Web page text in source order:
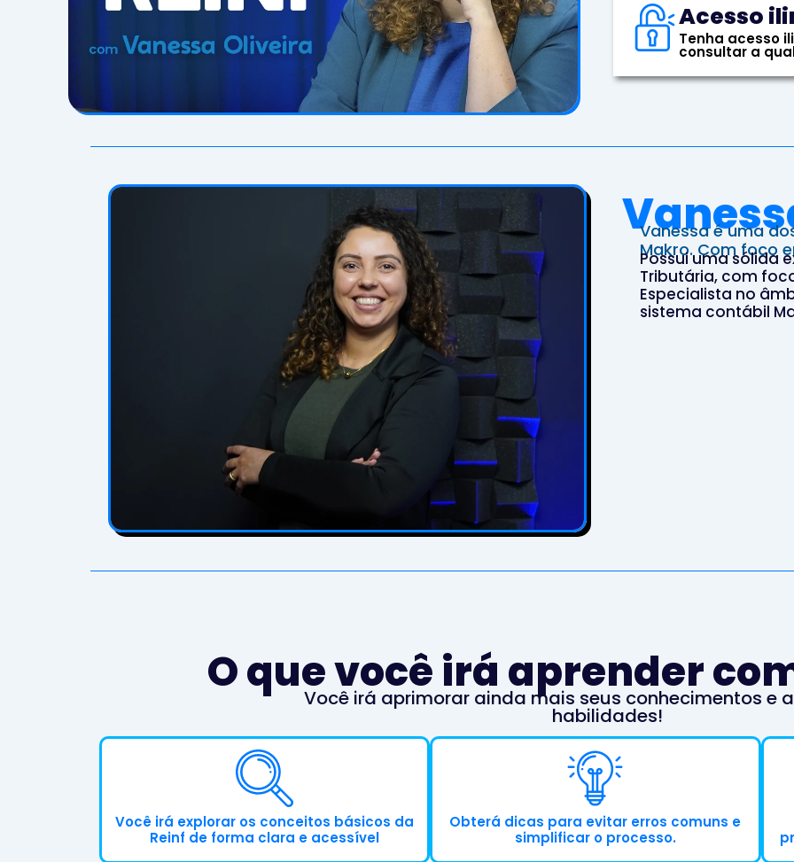
Acesso
Tenha acesso
consultar a
Vanessa é uma
Makro. Com foco
Possui uma sólida
Tributária, com
Especialista no
sistema contábil
O que você irá aprender
Você irá aprimorar ainda mais seus conhecimentos e
habilidades!
Você irá explorar os conceitos básicos da
Reinf de forma clara e acessível
Obterá dicas para evitar erros comuns e
simplificar o processo.